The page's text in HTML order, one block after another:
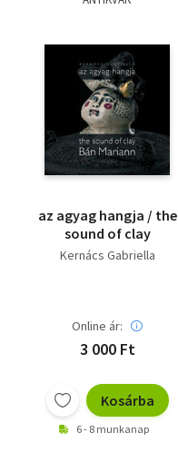
az agyag hangja / the
sound of clay
Kernács Gabriella
Online ár:
3 000 Ft
Kosárba
6 - 8 munkanap